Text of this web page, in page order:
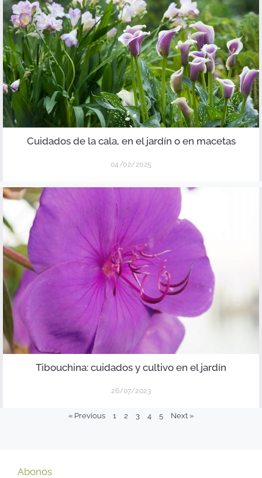
Cuidados de la cala, en el jardín o en macetas
04/02/2025
Tibouchina: cuidados y cultivo en el jardín
26/07/2023
« Previous 1 2 3 4 5 Next »
Abonos